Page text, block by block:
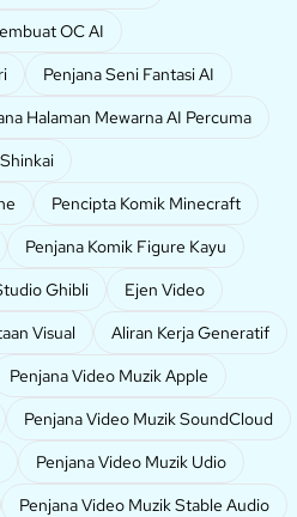
OC AI
Penjana Seni Fantasi AI
Halaman Mewarna AI Percuma
Pencipta Komik Minecraft
Penjana Komik Figure Kayu
Ghibli
Ejen Video
Visual
Aliran Kerja Generatif
Penjana Video Muzik Apple
Penjana Video Muzik SoundCloud
Penjana Video Muzik Udio
Penjana Video Muzik Stable Audio